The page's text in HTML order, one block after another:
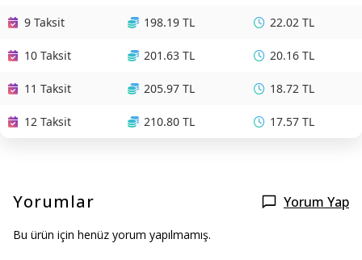
9 Taksit 198.19 TL 22.02 TL
10 Taksit 201.63 TL 20.16 TL
11 Taksit 205.97 TL 18.72 TL
12 Taksit 210.80 TL 17.57 TL
Yorumlar Yorum Yap
Bu ürün için henüz yorum yapılmamış.